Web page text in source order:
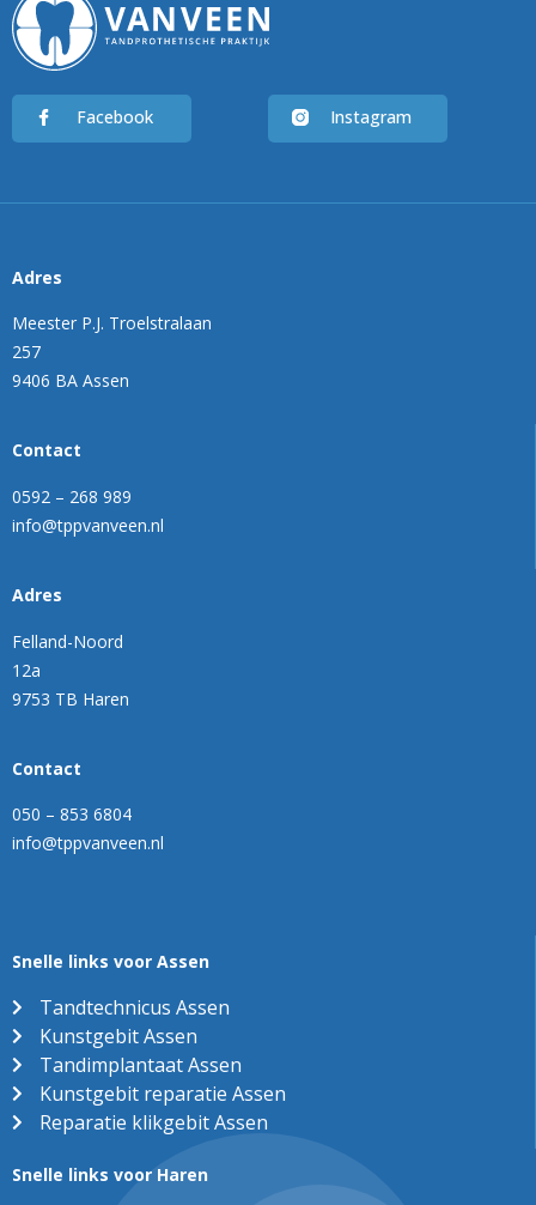
Facebook Instagram
Adres
Meester P.J. Troelstralaan
257
9406 BA Assen
Contact
0592 – 268 989
info@tppvanveen.nl
Adres
Felland-Noord
12a
9753 TB Haren
Contact
050 – 853 6804
info@tppvanveen.nl
Snelle links voor Assen
Tandtechnicus Assen
Kunstgebit Assen
Tandimplantaat Assen
Kunstgebit reparatie Assen
Reparatie klikgebit Assen
Snelle links voor Haren